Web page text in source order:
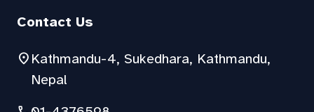
Contact Us
location_on Kathmandu-4, Sukedhara, Kathmandu,
Nepal